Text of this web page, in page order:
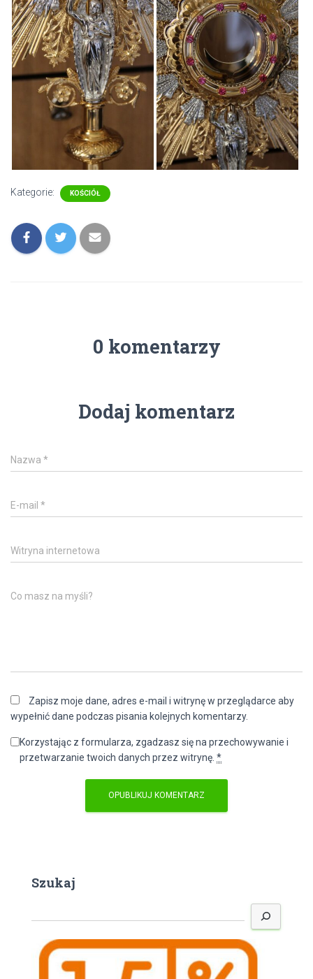
Kategorie: KOŚCIÓŁ
0 komentarzy
Dodaj komentarz
Nazwa *
E-mail *
Witryna internetowa
Co masz na myśli?
Zapisz moje dane, adres e-mail i witrynę w przeglądarce aby
wypełnić dane podczas pisania kolejnych komentarzy.
Korzystając z formularza, zgadzasz się na przechowywanie i
przetwarzanie twoich danych przez witrynę. *
Szukaj
z